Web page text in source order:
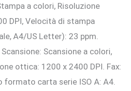
€.
a colori, Risoluzione
DPI, Velocità di stampa
A4/US Letter): 23 ppm.
Scansione a colori,
ottica: 1200 x 2400 DPI. Fax:
formato carta serie ISO A: A4.